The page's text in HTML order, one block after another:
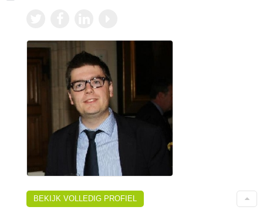
BEKIJK VOLLEDIG PROFIEL